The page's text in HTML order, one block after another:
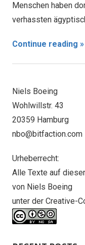
Menschen haben
verhassten
Continue reading »
Niels Boeing
Wohlwillstr. 43
20359 Hamburg
nbo@bitfaction.com
Urheberrecht:
Alle Texte auf
von Niels Boeing
unter der Creative-